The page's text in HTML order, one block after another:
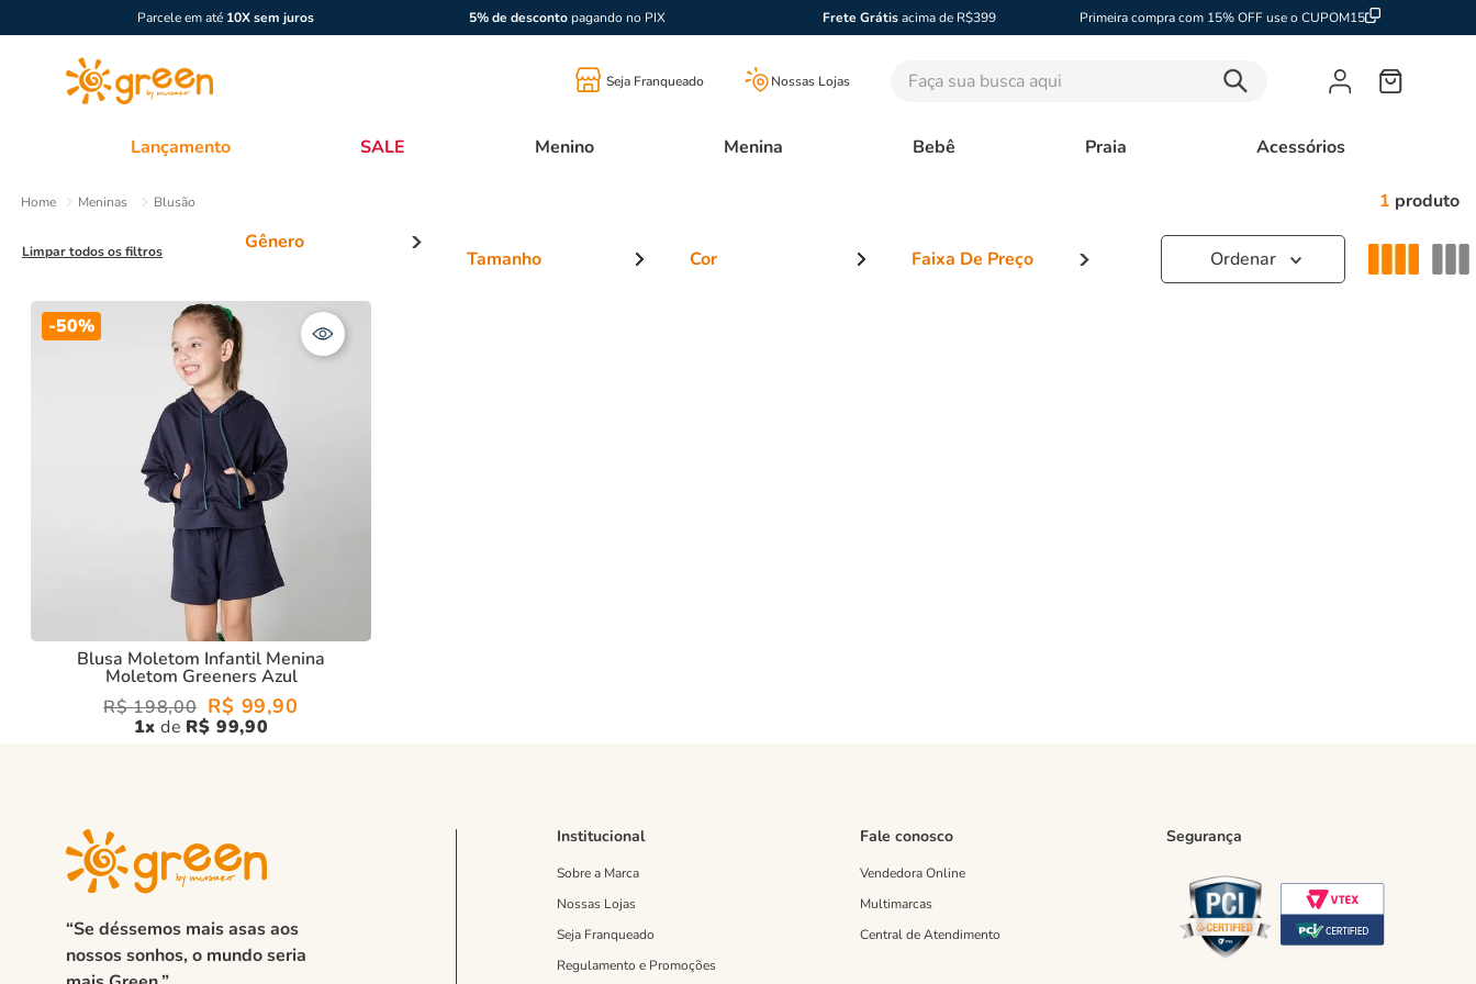
Parcele em até 10X sem juros 5% de descontopagando no PIX Frete Grátisacima de R$399 Primeira compra com 15% OFF use o CUPOM15
Seja Franqueado Nossas Lojas Faça sua busca aqui
Lançamento SALE Menino Menina Bebê Praia Acessórios
Meninas Blusão 1 produto
Limpar todos os filtros
Tamanho Cor Faixa De Preço
-50%
Blusa Moletom Infantil Menina
Moletom Greeners Azul
R$ 198,00 R$ 99,90
1 R$ 99,90
“Se déssemos mais asas aos
nossos sonhos, o mundo seria
Institucional
Sobre a Marca
Nossas Lojas
Seja Franqueado
Regulamento e Promoções
Fale conosco
Vendedora Online
Multimarcas
Central de Atendimento
Segurança